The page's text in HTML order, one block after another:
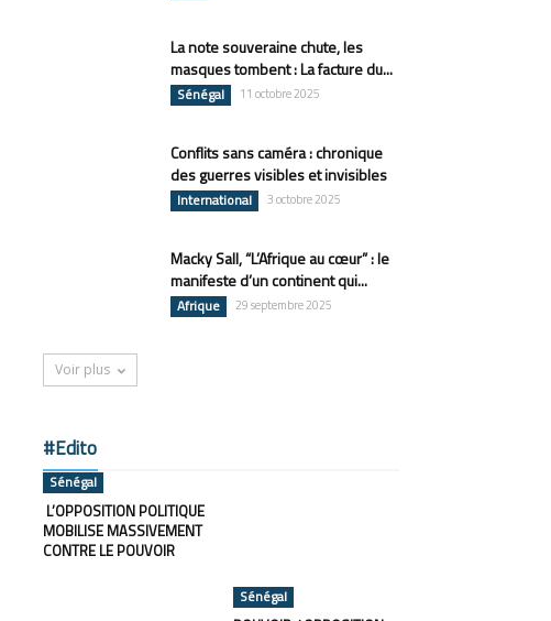
La note souveraine chute, les
masques tombent : La facture du...
Sénégal 11 octobre 2025
Conflits sans caméra : chronique
des guerres visibles et invisibles
International 3 octobre 2025
Macky Sall, “L’Afrique au cœur” : le
manifeste d’un continent qui...
Afrique 29 septembre 2025
Voir plus
#Edito
Sénégal
L’OPPOSITION POLITIQUE
MOBILISE MASSIVEMENT
CONTRE LE POUVOIR
Sénégal